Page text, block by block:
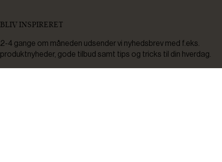
BLIV INSPIRERET
2-4 gange om måneden udsender vi nyhedsbrev med f.eks.
produktnyheder, gode tilbud samt tips og tricks til din hverdag.